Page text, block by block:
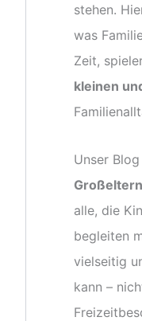
stehen.
was
Zeit,
kleinen
Unser
alle, die
begleiten
vielseitig
kann –